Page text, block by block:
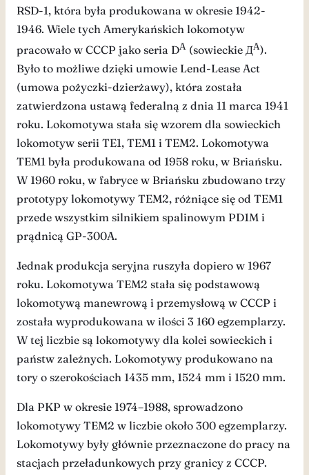
RSD-1, która była produkowana w okresie 1942-
1946. Wiele tych Amerykańskich lokomotyw
pracowało w CCCP jako seria DA (sowieckie ДA).
Było to możliwe dzięki umowie Lend-Lease Act
(umowa pożyczki-dzierżawy), która została
zatwierdzona ustawą federalną z dnia 11 marca 1941
roku. Lokomotywa stała się wzorem dla sowieckich
lokomotyw serii TE1, TEM1 i TEM2. Lokomotywa
TEM1 była produkowana od 1958 roku, w Briańsku.
W 1960 roku, w fabryce w Briańsku zbudowano trzy
prototypy lokomotywy TEM2, różniące się od TEM1
przede wszystkim silnikiem spalinowym PD1M i
prądnicą GP-300A.
Jednak produkcja seryjna ruszyła dopiero w 1967
roku. Lokomotywa TEM2 stała się podstawową
lokomotywą manewrową i przemysłową w CCCP i
została wyprodukowana w ilości 3 160 egzemplarzy.
W tej liczbie są lokomotywy dla kolei sowieckich i
państw zależnych. Lokomotywy produkowano na
tory o szerokościach 1435 mm, 1524 mm i 1520 mm.
Dla PKP w okresie 1974–1988, sprowadzono
lokomotywy TEM2 w liczbie około 300 egzemplarzy.
Lokomotywy były głównie przeznaczone do pracy na
stacjach przeładunkowych przy granicy z CCCP.